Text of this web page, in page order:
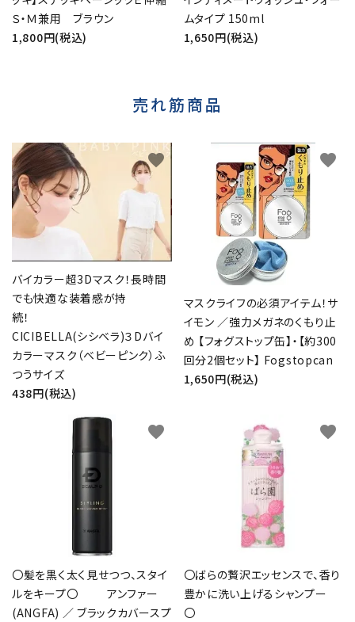
Ｓ・Ｍ兼用 ブラウン
1,800円(税込)
ムタイプ 150ml
1,650円(税込)
売れ筋商品
バイカラー超3Dマスク！長時間
でも快適な装着感が持
続！
CICIBELLA(シシベラ)３Dバイ
カラーマスク（ベビーピンク）ふ
つうサイズ
438円(税込)
favorite
マスクライフの必須アイテム！サ
イモン ／強力メガネのくもり止
め 【フォグストップ缶】・【約300
回分2個セット】 Fogstopcan
1,650円(税込)
favorite
〇髪を黒く太く見せつつ、スタイ
ルをキープ〇 アンファー
(ANGFA) ／ ブラックカバースプ
favorite
〇ばらの贅沢エッセンスで、香り
豊かに洗い上げるシャンプー
favorite